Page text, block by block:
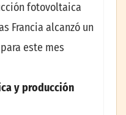
fotovoltaica
Francia alcanzó un
este mes
y producción